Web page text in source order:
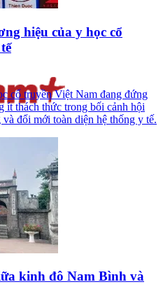
hiệu của y học cổ
cổ truyền Việt Nam đang đứng
ít thách thức trong bối cảnh hội
đổi mới toàn diện hệ thống y tế.
kinh đô Nam Bình và